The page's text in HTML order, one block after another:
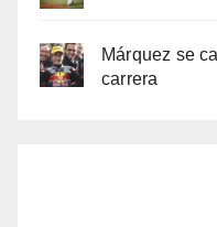
Márquez se
carrera